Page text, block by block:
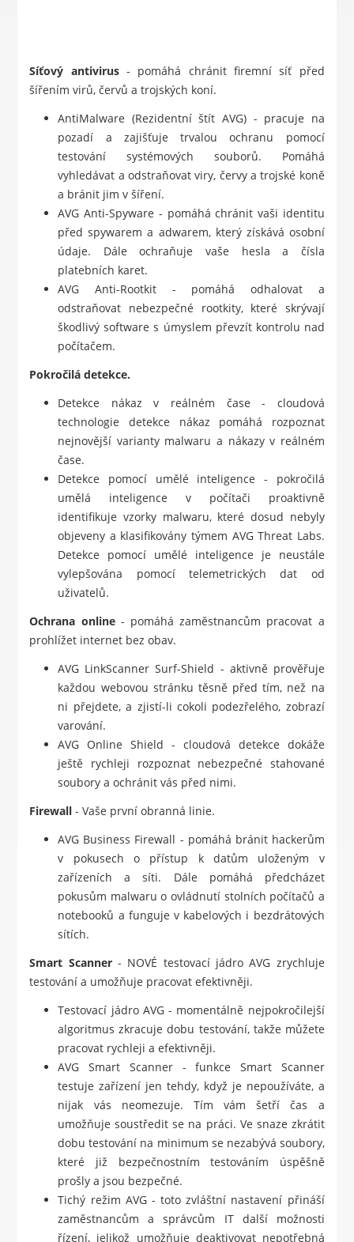
Síťový antivirus- pomáhá chránit firemní síť před
šířením virů, červů a trojských koní.
AntiMalware (Rezidentní štít AVG) - pracuje na
pozadí a zajišťuje trvalou ochranu pomocí
testování systémových souborů. Pomáhá
vyhledávat a odstraňovat viry, červy a trojské koně
a bránit jim v šíření.
AVG Anti-Spyware - pomáhá chránit vaši identitu
před spywarem a adwarem, který získává osobní
údaje. Dále ochraňuje vaše hesla a čísla
platebních karet.
AVG Anti-Rootkit - pomáhá odhalovat a
odstraňovat nebezpečné rootkity, které skrývají
škodlivý software s úmyslem převzít kontrolu nad
počítačem.
Pokročilá detekce.
Detekce nákaz v reálném čase - cloudová
technologie detekce nákaz pomáhá rozpoznat
nejnovější varianty malwaru a nákazy v reálném
čase.
Detekce pomocí umělé inteligence - pokročilá
umělá inteligence v počítači proaktivně
identifikuje vzorky malwaru, které dosud nebyly
objeveny a klasifikovány týmem AVG Threat Labs.
Detekce pomocí umělé inteligence je neustále
vylepšována pomocí telemetrických dat od
uživatelů.
Ochrana online- pomáhá zaměstnancům pracovat a
prohlížet internet bez obav.
AVG LinkScanner Surf-Shield - aktivně prověřuje
každou webovou stránku těsně před tím, než na
ni přejdete, a zjistí-li cokoli podezřelého, zobrazí
varování.
AVG Online Shield - cloudová detekce dokáže
ještě rychleji rozpoznat nebezpečné stahované
soubory a ochránit vás před nimi.
Firewall - Vaše první obranná linie.
AVG Business Firewall - pomáhá bránit hackerům
v pokusech o přístup k datům uloženým v
zařízeních a síti. Dále pomáhá předcházet
pokusům malwaru o ovládnutí stolních počítačů a
notebooků a funguje v kabelových i bezdrátových
sítích.
Smart Scanner- NOVÉ testovací jádro AVG zrychluje
testování a umožňuje pracovat efektivněji.
Testovací jádro AVG - momentálně nejpokročilejší
algoritmus zkracuje dobu testování, takže můžete
pracovat rychleji a efektivněji.
AVG Smart Scanner - funkce Smart Scanner
testuje zařízení jen tehdy, když je nepoužíváte, a
nijak vás neomezuje. Tím vám šetří čas a
umožňuje soustředit se na práci. Ve snaze zkrátit
dobu testování na minimum se nezabývá soubory,
které již bezpečnostním testováním úspěšně
prošly a jsou bezpečné.
Tichý režim AVG - toto zvláštní nastavení přináší
zaměstnancům a správcům IT další možnosti
řízení, jelikož umožňuje deaktivovat nepotřebná